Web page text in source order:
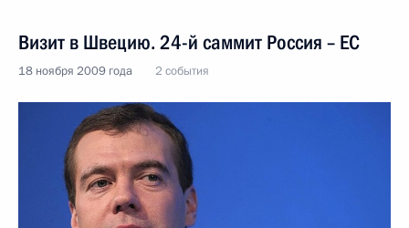
Визит в Швецию. 24-й саммит Россия – ЕС
18 ноября 2009 года 2 события